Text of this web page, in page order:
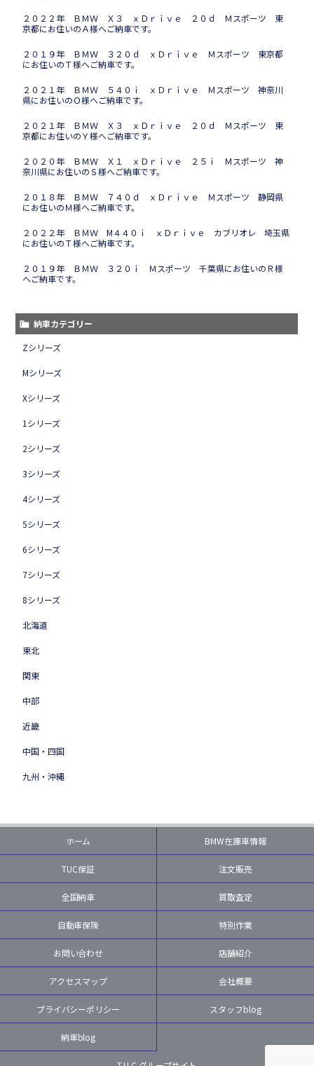
２０２２年 ＢＭＷ Ｘ３ ｘＤｒｉｖｅ ２０ｄ Ｍスポーツ 東
京都にお住いのＡ様へご納車です。
２０１９年 ＢＭＷ ３２０ｄ ｘＤｒｉｖｅ Ｍスポーツ 東京都
にお住いのＴ様へご納車です。
２０２１年 ＢＭＷ ５４０ｉ ｘＤｒｉｖｅ Ｍスポーツ 神奈川
県にお住いのＯ様へご納車です。
２０２１年 ＢＭＷ Ｘ３ ｘＤｒｉｖｅ ２０ｄ Ｍスポーツ 東
京都にお住いのＹ様へご納車です。
２０２０年 ＢＭＷ Ｘ１ ｘＤｒｉｖｅ ２５ｉ Ｍスポーツ 神
奈川県にお住いのＳ様へご納車です。
２０１８年 ＢＭＷ ７４０ｄ ｘＤｒｉｖｅ Ｍスポーツ 静岡県
にお住いのＭ様へご納車です。
２０２２年 ＢＭＷ M４４０ｉ ｘＤｒｉｖｅ カブリオレ 埼玉県
にお住いのＴ様へご納車です。
２０１９年 ＢＭＷ ３２０ｉ Ｍスポーツ 千葉県にお住いのＲ様
へご納車です。
納車カテゴリー
Zシリーズ
Mシリーズ
Xシリーズ
1シリーズ
2シリーズ
3シリーズ
4シリーズ
5シリーズ
6シリーズ
7シリーズ
8シリーズ
北海道
東北
関東
中部
近畿
中国・四国
九州・沖縄
ホーム BMW在庫車情報
TUC保証 注文販売
全国納車 買取査定
自動車保険 特別作業
お問い合わせ 店舗紹介
アクセスマップ 会社概要
プライバシーポリシー スタッフblog
納車blog